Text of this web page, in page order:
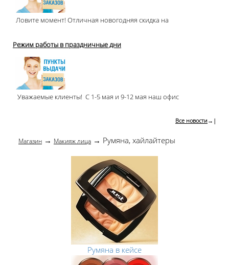
Ловите момент! Отличная новогодняя скидка на
Режим работы в праздничные дни
Уважаемые клиенты! С 1-5 мая и 9-12 мая наш офис
Все новости →|
Магазин → Макияж лица → Румяна, хайлайтеры
Румяна в кейсе